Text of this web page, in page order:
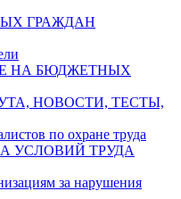
ГРАЖДАН
НА БЮДЖЕТНЫХ
НОВОСТИ, ТЕСТЫ,
по охране труда
УСЛОВИЙ ТРУДА
за нарушения